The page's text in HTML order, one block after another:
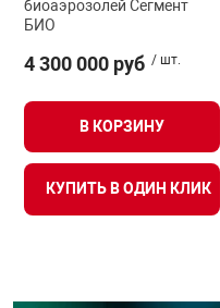
биоаэрозолей Сегмент
БИО
4 300 000 руб / шт.
В КОРЗИНУ
КУПИТЬ В ОДИН КЛИК